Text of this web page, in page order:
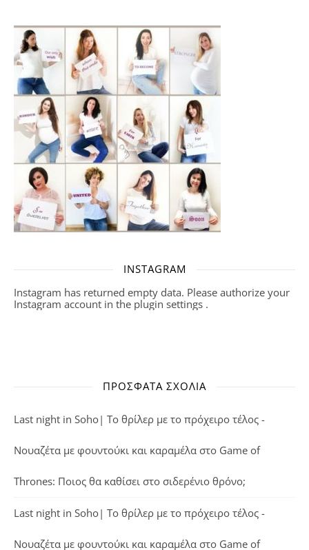
INSTAGRAM
Instagram has returned empty data. Please authorize your
Instagram account in the plugin settings .
ΠΡΌΣΦΑΤΑ ΣΧΌΛΙΑ
Last night in Soho| Το θρίλερ με το πρόχειρο τέλος -
Νουαζέτα με φουντούκι και καραμέλα στο Game of
Thrones: Ποιος θα καθίσει στο σιδερένιο θρόνο;
Last night in Soho| Το θρίλερ με το πρόχειρο τέλος -
Νουαζέτα με φουντούκι και καραμέλα στο Game of